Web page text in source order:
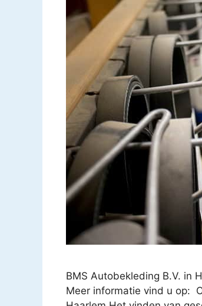
BMS Autobekleding B.V. in
Meer informatie vind u op: